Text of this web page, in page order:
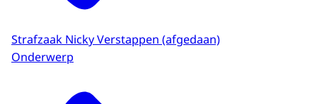
Strafzaak Nicky Verstappen (afgedaan)
Onderwerp